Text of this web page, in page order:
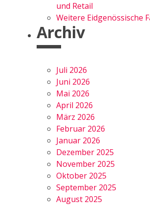
und Retail
Weitere Eidgenössische
Archiv
Juli 2026
Juni 2026
Mai 2026
April 2026
März 2026
Februar 2026
Januar 2026
Dezember 2025
November 2025
Oktober 2025
September 2025
August 2025